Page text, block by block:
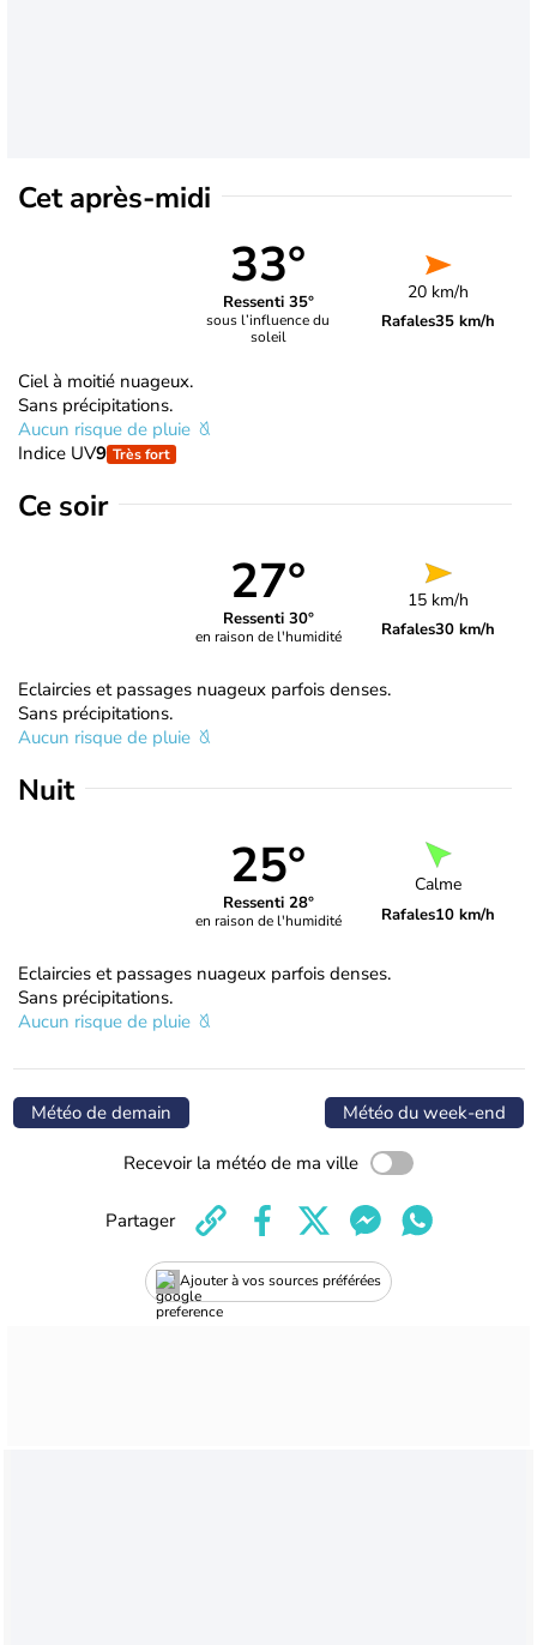
Cet après-midi
33°
Ressenti 35°
sous l’influence du
soleil
20 km/h
Rafales35 km/h
Ciel à moitié nuageux.
Sans précipitations.
Aucun risque de pluie
Indice UV9 Très fort
Ce soir
27°
Ressenti 30°
en raison de l'humidité
15 km/h
Rafales30 km/h
Eclaircies et passages nuageux parfois denses.
Sans précipitations.
Aucun risque de pluie
Nuit
25°
Ressenti 28°
en raison de l'humidité
Calme
Rafales10 km/h
Eclaircies et passages nuageux parfois denses.
Sans précipitations.
Aucun risque de pluie
Météo de demain Météo du week-end
Recevoir la météo de ma ville
Ajouter à vos sources préférées
Partager